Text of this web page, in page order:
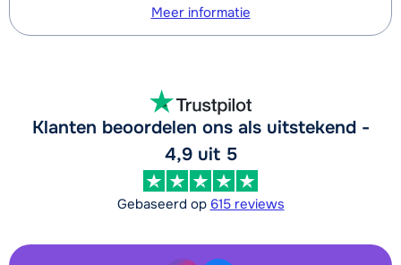
Meer informatie
Klanten beoordelen ons als uitstekend -
4,9 uit 5
Gebaseerd op 615 reviews